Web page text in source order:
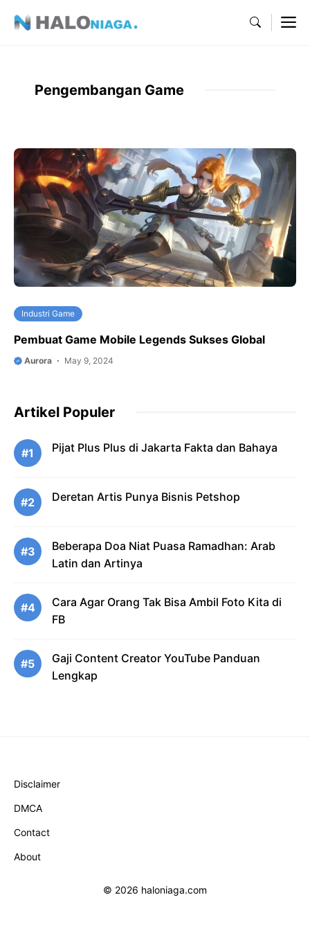
Pengembangan Game
Industri Game
Pembuat Game Mobile Legends Sukses Global
Aurora May 9, 2024
Artikel Populer
#1 Pijat Plus Plus di Jakarta Fakta dan Bahaya
#2 Deretan Artis Punya Bisnis Petshop
#3
Beberapa Doa Niat Puasa Ramadhan: Arab
Latin dan Artinya
#4
Cara Agar Orang Tak Bisa Ambil Foto Kita di
FB
#5
Gaji Content Creator YouTube Panduan
Lengkap
Disclaimer
DMCA
Contact
About
© 2026 haloniaga.com